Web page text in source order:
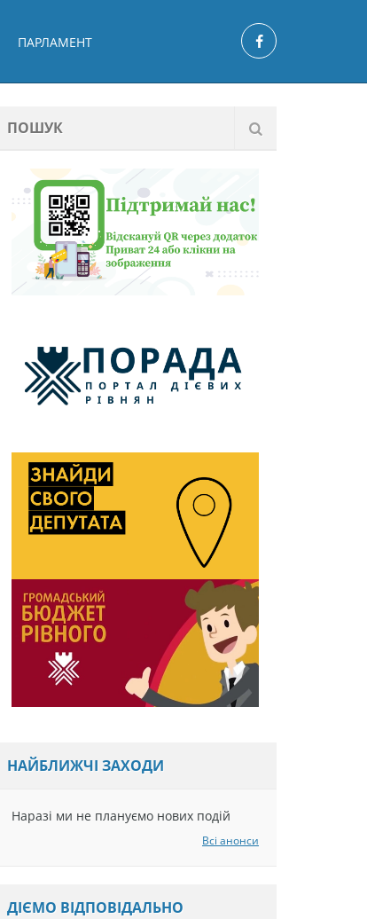
ПАРЛАМЕНТ
НАЙБЛИЖЧІ ЗАХОДИ
Наразі ми не плануємо нових подій
Всі анонси
ДІЄМО ВІДПОВІДАЛЬНО